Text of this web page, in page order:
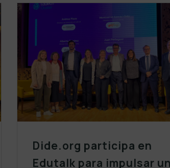
Dide.org participa en
Edutalk para impulsar